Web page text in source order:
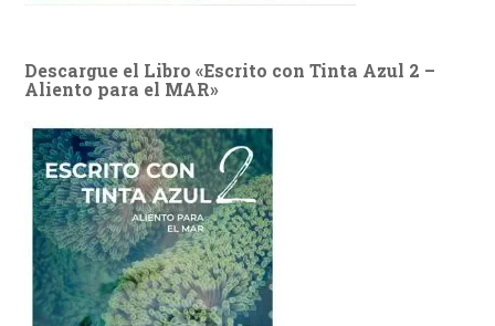
Descargue el Libro «Escrito con Tinta Azul 2 –
Aliento para el MAR»